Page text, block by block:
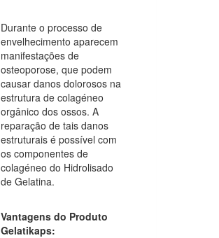
Durante o processo de
envelhecimento aparecem
manifestações de
osteoporose, que podem
causar danos dolorosos na
estrutura de colagéneo
orgânico dos ossos. A
reparação de tais danos
estruturais é possível com
os componentes de
colagéneo do Hidrolisado
de Gelatina.
Vantagens do Produto
Gelatikaps: